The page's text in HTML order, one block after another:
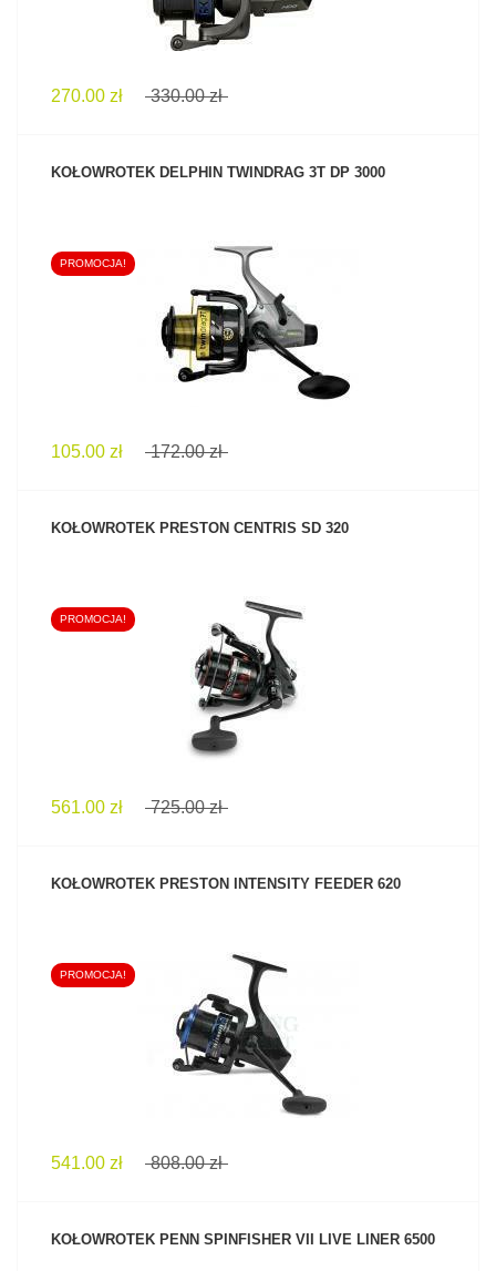
270.00 zł 330.00 zł
KOŁOWROTEK DELPHIN TWINDRAG 3T DP 3000
ZOBACZ PRODUKT
PROMOCJA!
105.00 zł 172.00 zł
KOŁOWROTEK PRESTON CENTRIS SD 320
ZOBACZ PRODUKT
PROMOCJA!
561.00 zł 725.00 zł
KOŁOWROTEK PRESTON INTENSITY FEEDER 620
ZOBACZ PRODUKT
PROMOCJA!
541.00 zł 808.00 zł
KOŁOWROTEK PENN SPINFISHER VII LIVE LINER 6500